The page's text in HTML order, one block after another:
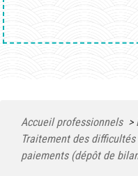
Accueil professionnels >
Traitement des difficultés
paiements (dépôt de